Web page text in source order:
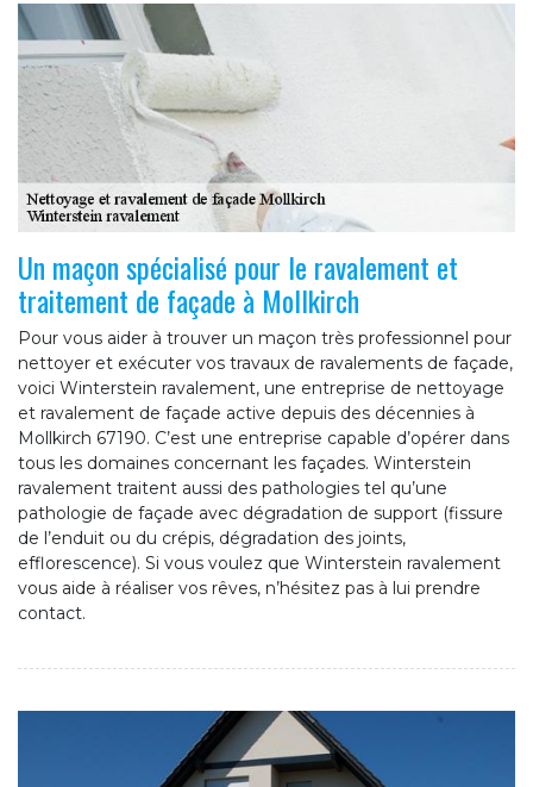
Un maçon spécialisé pour le ravalement et
traitement de façade à Mollkirch
Pour vous aider à trouver un maçon très professionnel pour
nettoyer et exécuter vos travaux de ravalements de façade,
voici Winterstein ravalement, une entreprise de nettoyage
et ravalement de façade active depuis des décennies à
Mollkirch 67190. C’est une entreprise capable d’opérer dans
tous les domaines concernant les façades. Winterstein
ravalement traitent aussi des pathologies tel qu’une
pathologie de façade avec dégradation de support (fissure
de l’enduit ou du crépis, dégradation des joints,
efflorescence). Si vous voulez que Winterstein ravalement
vous aide à réaliser vos rêves, n’hésitez pas à lui prendre
contact.